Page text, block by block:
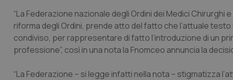
“La Federazione nazionale degli Ordini dei Medici Chirurghi
riforma degli Ordini, prende atto del fatto che l’attuale
condiviso, per rappresentare di fatto l’introduzione di un
professione”, così in una nota la Fnomceo annuncia la
“La Federazione – si legge infatti nella nota – stigmatizza